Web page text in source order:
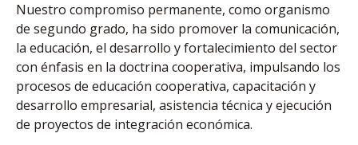
Nuestro compromiso per­manente, como organismo
de segundo grado, ha sido promover la comunicación,
la educación, el desarrollo y fortalecimiento del sector
con énfasis en la doctrina cooperativa, impulsando los
procesos de educación coo­perativa, capacitación y
desa­rrollo empresarial, asistencia técnica y ejecución
de proyec­tos de integración económica.